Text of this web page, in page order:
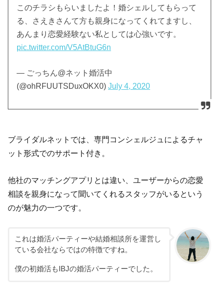
このチラシもらいましたよ！婚シェルしてもらって
る、さえきさんて方も親身になってくれてますし、
あんまり恋愛経験ない私としては心強いです。
pic.twitter.com/V5AtBtuG6n
— ごっちん@ネット婚活中
(@ohRFUUTSDuxOKX0)July 4, 2020
ブライダルネットでは、専門コンシェルジュによるチャ
ット形式でのサポート付き。
他社のマッチングアプリとは違い、ユーザーからの恋愛
相談を親身になって聞いてくれるスタッフがいるという
のが魅力の一つです。
これは婚活パーティーや結婚相談所を運営し
ている会社ならではの特徴ですね。
僕の初婚活もIBJの婚活パーティーでした。